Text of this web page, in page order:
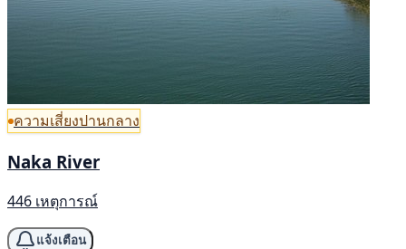
ความเสี่ยงปานกลาง
Naka River
446 เหตุการณ์
แจ้งเตือน